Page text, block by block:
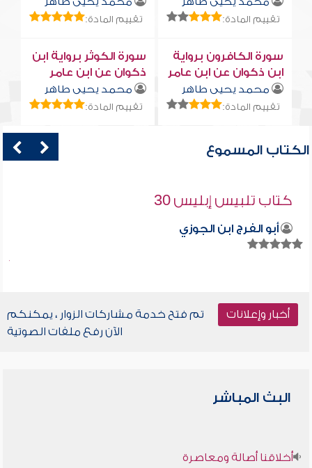
تقييم المادة: تقييم المادة:
سورة الكافرون برواية
ابن ذكوان عن ابن عامر
محمد يحيى طاهر
تقييم المادة:
سورة الكوثر برواية ابن
ذكوان عن ابن عامر
محمد يحيى طاهر
تقييم المادة:
الكتاب المسموع
كتاب تلبيس إبليس 30
أبو الفرج ابن الجوزي
أخبار وإعلانات
تم فتح خدمة مشاركات الزوار ، يمكنكم
الآن رفع ملفات الصوتية
البث المباشر
أخلاقنا أصالة ومعاصرة